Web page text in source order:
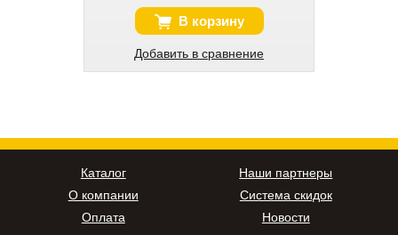
В корзину
Добавить в сравнение
Каталог
О компании
Оплата
Наши партнеры
Система скидок
Новости